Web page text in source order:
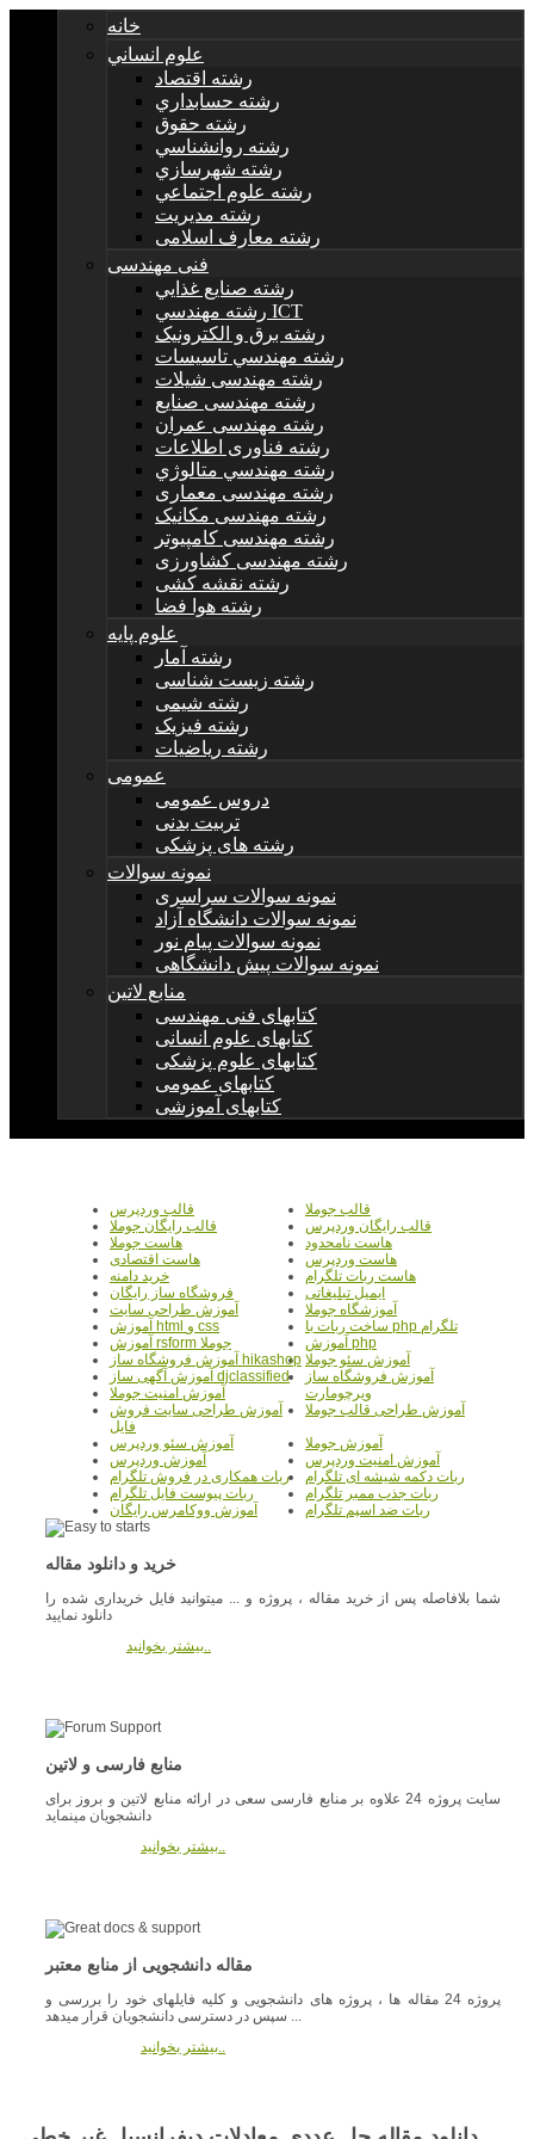
خانه
علوم انساني
رشته اقتصاد
رشته حسابداري
رشته حقوق
رشته روانشناسي
رشته شهرسازي
رشته علوم اجتماعي
رشته مديريت
رشته معارف اسلامی
فنی مهندسی
رشته صنايع غذايي
رشته مهندسي ICT
رشته برق و الکترونيک
رشته مهندسي تاسيسات
رشته مهندسی شیلات
رشته مهندسی صنایع
رشته مهندسی عمران
رشته فناوری اطلاعات
رشته مهندسي متالوژي
رشته مهندسی معماری
رشته مهندسی مکانیک
رشته مهندسی کامپیوتر
رشته مهندسی کشاورزی
رشته نقشه کشی
رشته هوا فضا
علوم پایه
رشته آمار
رشته زیست شناسی
رشته شیمی
رشته فیزیک
رشته ریاضیات
عمومی
دروس عمومی
تربیت بدنی
رشته های پزشکی
نمونه سوالات
نمونه سوالات سراسری
نمونه سوالات دانشگاه آزاد
نمونه سوالات پیام نور
نمونه سوالات پیش دانشگاهی
منابع لاتین
کتابهای فنی مهندسی
کتابهای علوم انسانی
کتابهای علوم پزشکی
کتابهای عمومی
کتابهای آموزشی
قالب جوملا
قالب وردپرس
قالب رایگان وردپرس
قالب رایگان جوملا
هاست نامحدود
هاست جوملا
هاست وردپرس
هاست اقتصادی
هاست ربات تلگرام
خرید دامنه
ایمیل تبلیغاتی
فروشگاه ساز رایگان
آموزشگاه جوملا
آموزش طراحی سایت
ساخت ربات با php تلگرام
آموزش html و css
آموزش php
آموزش rsform جوملا
آموزش سئو جوملا آموزش فروشگاه ساز hikashop
آموزش فروشگاه ساز
ویرچومارت
آموزش آگهی ساز djclassified
آموزش امنیت جوملا
آموزش طراحی قالب جوملا
آموزش طراحی سایت فروش
فایل
آموزش جوملا
آموزش سئو وردپرس
آموزش امنیت وردپرس
آموزش وردپرس
ربات دکمه شیشه ای تلگرام
ربات همکاری در فروش تلگرام
ربات جذب ممبر تلگرام
ربات پیوست فایل تلگرام
ربات ضد اسپم تلگرام
آموزش ووکامرس رایگان
خرید و دانلود مقاله
شما بلافاصله پس از خرید مقاله ، پروژه و ... میتوانید فایل خریداری شده را
دانلود نمایید
بیشتر بخوانید..
منابع فارسی و لاتین
سایت پروژه 24 علاوه بر منابع فارسی سعی در ارائه منابع لاتین و بروز برای
دانشجویان مینماید
بیشتر بخوانید..
مقاله دانشجویی از منابع معتبر
پروژه 24 مقاله ها ، پروژه های دانشجویی و کلیه فایلهای خود را بررسی و
سپس در دسترسی دانشجویان قرار میدهد ...
بیشتر بخوانید..